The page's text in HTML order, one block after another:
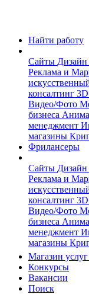
Найти работу
Сайты Дизайн
Реклама и
консалтинг
Видео/Фото
бизнеса
менеджмент
магазины
Фрилансеры
Сайты Дизайн
Реклама и
консалтинг
Видео/Фото
бизнеса
менеджмент
магазины
Магазин услуг
Конкурсы
Вакансии
Поиск